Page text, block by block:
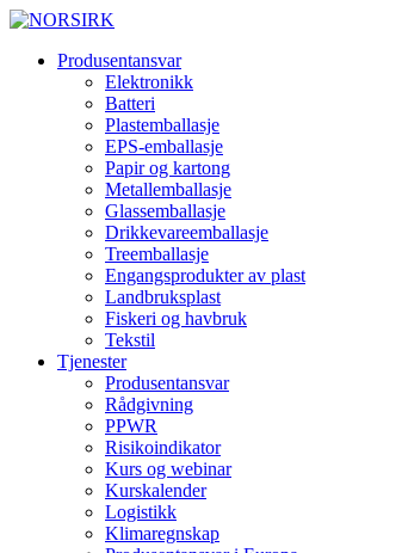
Produsentansvar
Elektronikk
Batteri
Plastemballasje
EPS-emballasje
Papir og kartong
Metallemballasje
Glassemballasje
Drikkevareemballasje
Treemballasje
Engangsprodukter av plast
Landbruksplast
Fiskeri og havbruk
Tekstil
Tjenester
Produsentansvar
Rådgivning
PPWR
Risikoindikator
Kurs og webinar
Kurskalender
Logistikk
Klimaregnskap